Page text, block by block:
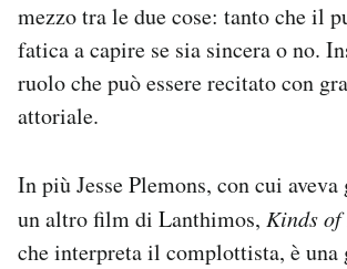
mezzo tra le due cose: tanto che il
fatica a capire se sia sincera o no.
ruolo che può essere recitato con
attoriale.
In più Jesse Plemons, con cui
un altro film di Lanthimos, Kinds of
che interpreta il complottista, è una